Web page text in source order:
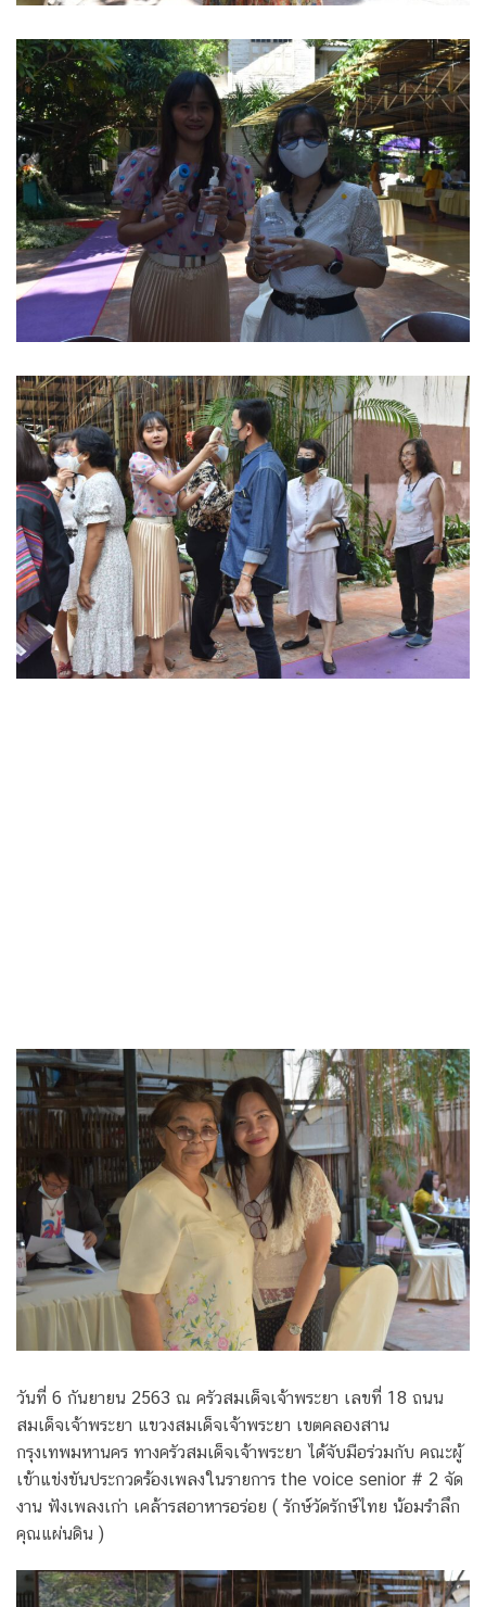
วันที่ 6 กันยายน 2563 ณ ครัวสมเด็จเจ้าพระยา เลขที่ 18 ถนน
สมเด็จเจ้าพระยา แขวงสมเด็จเจ้าพระยา เขตคลองสาน
กรุงเทพมหานคร ทางครัวสมเด็จเจ้าพระยา ได้จับมือร่วมกับ คณะผู้
เข้าแข่งขันประกวดร้องเพลงในรายการ the voice senior # 2 จัด
งาน ฟังเพลงเก่า เคล้ารสอาหารอร่อย ( รักษ์วัดรักษ์ไทย น้อมรำลึก
คุณแผ่นดิน )